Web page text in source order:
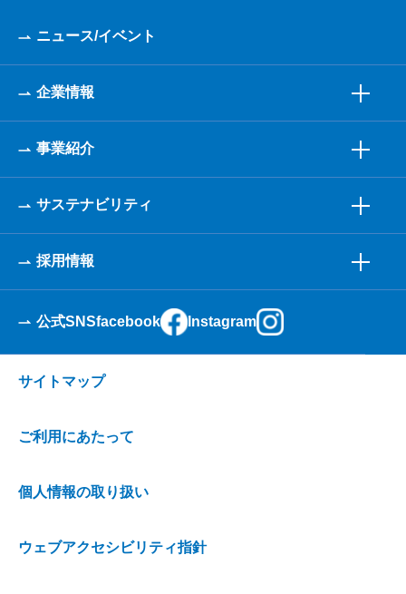
ニュース/イベント
企業情報
事業紹介
サステナビリティ
採用情報
公式SNSfacebook Instagram
サイトマップ
ご利用にあたって
個人情報の取り扱い
ウェブアクセシビリティ指針